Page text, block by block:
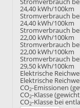
Stromverbrauch
24,40 kWh/100km
Stromverbrauch
24,40 kWh/100km
Stromverbrauch
22,00 kWh/100km
Stromverbrauch
22,00 kWh/100km
Stromverbrauch
29,50 kWh/100km
Elektrische
Elektrische
CO2-Emissionen
CO2-Klasse
CO2-Klasse bei